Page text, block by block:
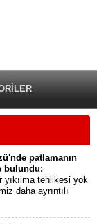
patlamanın
bulundu:
yıkılma tehlikesi yok
daha ayrıntılı